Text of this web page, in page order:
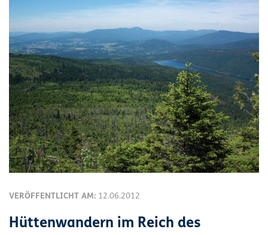
VERÖFFENTLICHT AM: 12.06.2012
Hüttenwandern im Reich des